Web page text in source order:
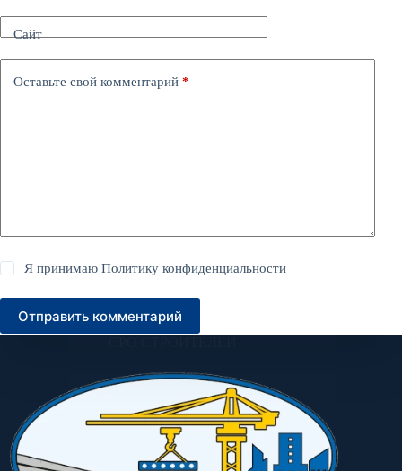
Сайт
Оставьте свой комментарий *
Я принимаюПолитику конфиденциальности
Отправить комментарий